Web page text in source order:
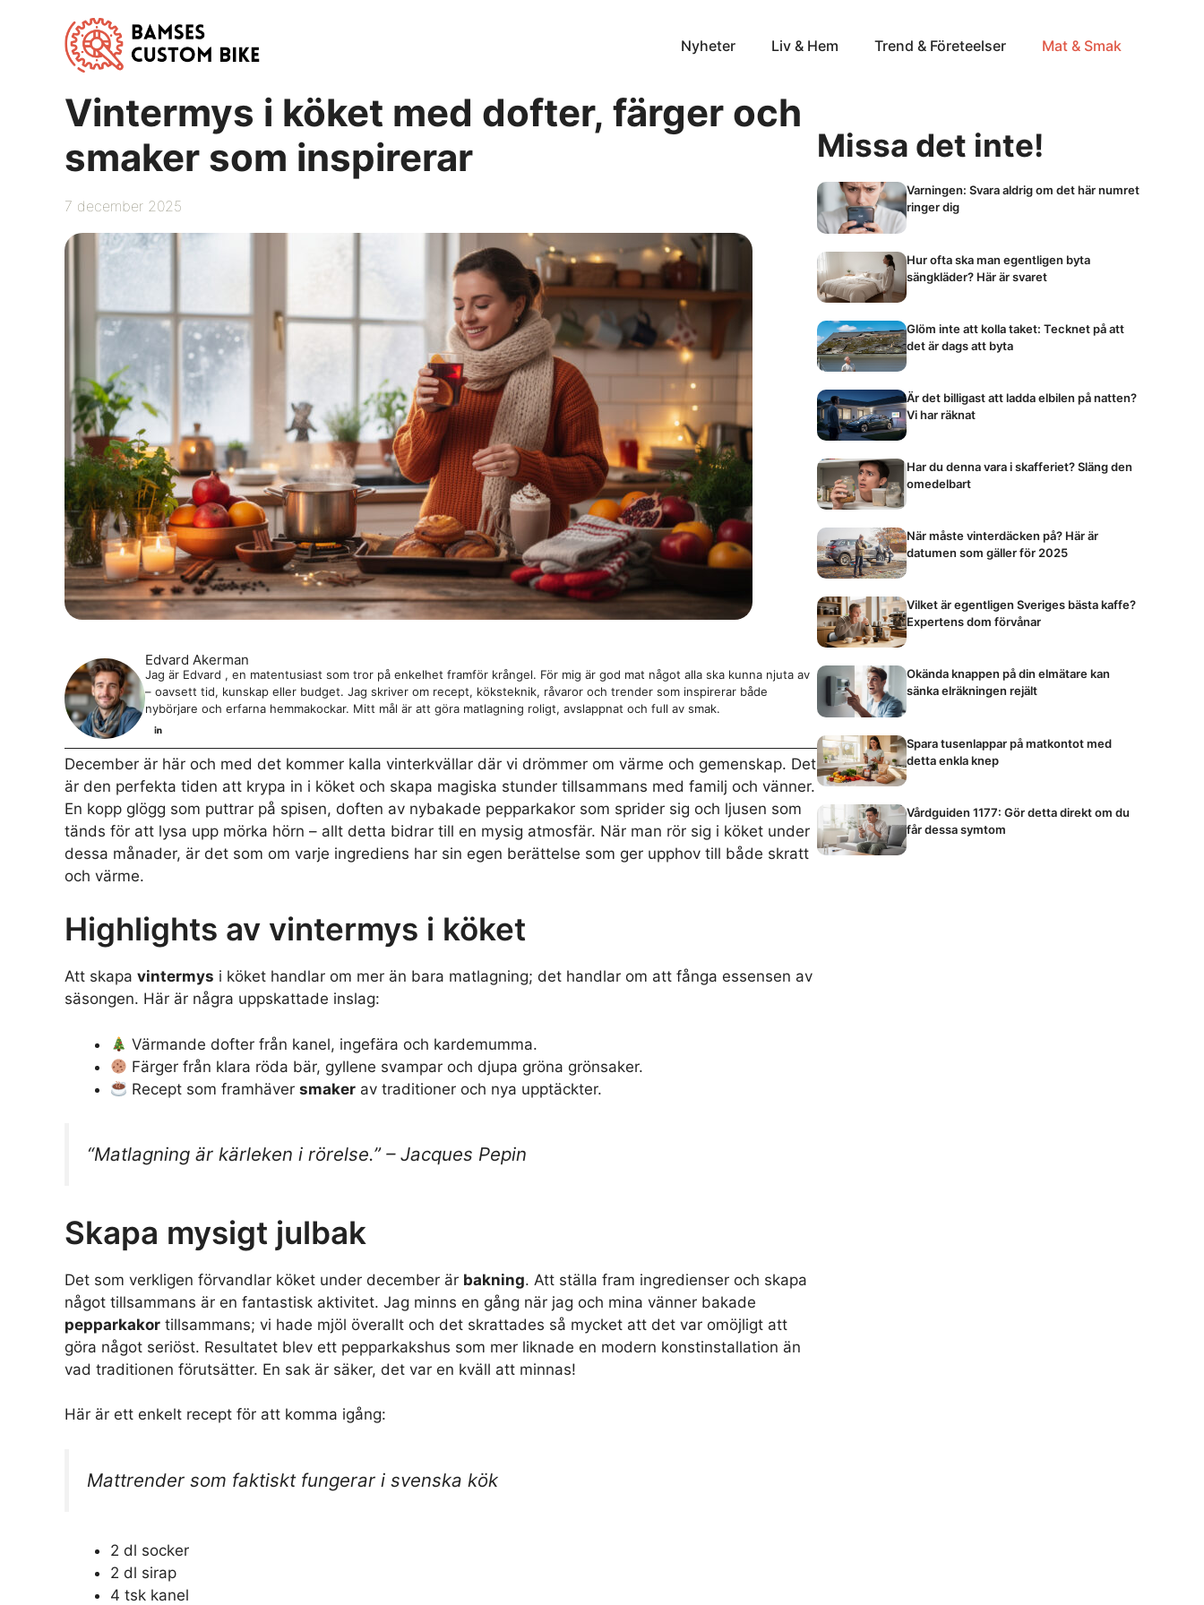
Nyheter Liv & Hem Trend & Företeelser Mat & Smak
Vintermys i köket med dofter, färger och
smaker som inspirerar
7 december 2025
Edvard Akerman
Jag är Edvard , en matentusiast som tror på enkelhet framför krångel. För mig är god mat något alla ska kunna njuta av
– oavsett tid, kunskap eller budget. Jag skriver om recept, köksteknik, råvaror och trender som inspirerar både
nybörjare och erfarna hemmakockar. Mitt mål är att göra matlagning roligt, avslappnat och full av smak.
December är här och med det kommer kalla vinterkvällar där vi drömmer om värme och gemenskap. Det
är den perfekta tiden att krypa in i köket och skapa magiska stunder tillsammans med familj och vänner.
En kopp glögg som puttrar på spisen, doften av nybakade pepparkakor som sprider sig och ljusen som
tänds för att lysa upp mörka hörn – allt detta bidrar till en mysig atmosfär. När man rör sig i köket under
dessa månader, är det som om varje ingrediens har sin egen berättelse som ger upphov till både skratt
och värme.
Highlights av vintermys i köket
Att skapa vintermys i köket handlar om mer än bara matlagning; det handlar om att fånga essensen av
säsongen. Här är några uppskattade inslag:
Värmande dofter från kanel, ingefära och kardemumma.
Färger från klara röda bär, gyllene svampar och djupa gröna grönsaker.
Recept som framhäversmaker av traditioner och nya upptäckter.
“Matlagning är kärleken i rörelse.” – Jacques Pepin
Skapa mysigt julbak
Det som verkligen förvandlar köket under december är bakning. Att ställa fram ingredienser och skapa
något tillsammans är en fantastisk aktivitet. Jag minns en gång när jag och mina vänner bakade
pepparkakor tillsammans; vi hade mjöl överallt och det skrattades så mycket att det var omöjligt att
göra något seriöst. Resultatet blev ett pepparkakshus som mer liknade en modern konstinstallation än
vad traditionen förutsätter. En sak är säker, det var en kväll att minnas!
Här är ett enkelt recept för att komma igång:
Mattrender som faktiskt fungerar i svenska kök
2 dl socker
2 dl sirap
4 tsk kanel
Missa det inte!
Varningen: Svara aldrig om det här numret
ringer dig
Hur ofta ska man egentligen byta
sängkläder? Här är svaret
Glöm inte att kolla taket: Tecknet på att
det är dags att byta
Är det billigast att ladda elbilen på natten?
Vi har räknat
Har du denna vara i skafferiet? Släng den
omedelbart
När måste vinterdäcken på? Här är
datumen som gäller för 2025
Vilket är egentligen Sveriges bästa kaffe?
Expertens dom förvånar
Okända knappen på din elmätare kan
sänka elräkningen rejält
Spara tusenlappar på matkontot med
detta enkla knep
Vårdguiden 1177: Gör detta direkt om du
får dessa symtom